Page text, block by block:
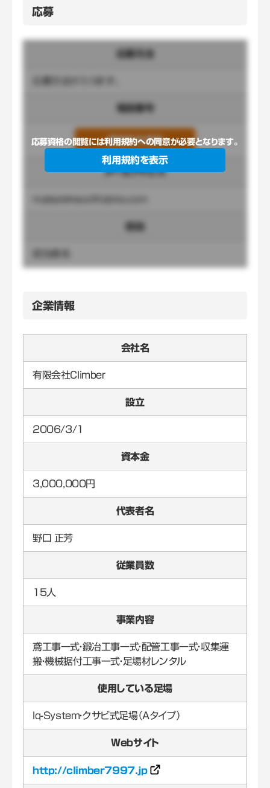
応募
応募資格の閲覧には利用規約への同意が必要となります。
利用規約を表示
連絡先を表示
メールアドレス
企業情報
会社名
有限会社Climber
設立
2006/3/1
資本金
3,000,000円
代表者名
野口 正芳
従業員数
15人
事業内容
鳶工事一式・鍛冶工事一式・配管工事一式・収集運
搬・機械据付工事一式・足場材レンタル
使用している足場
Iq-System・クサビ式足場（Aタイプ）
Webサイト
http://climber7997.jp